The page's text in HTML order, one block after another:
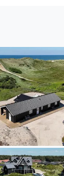
das
der
gehen
Whirlpool,
Die
noch
deine